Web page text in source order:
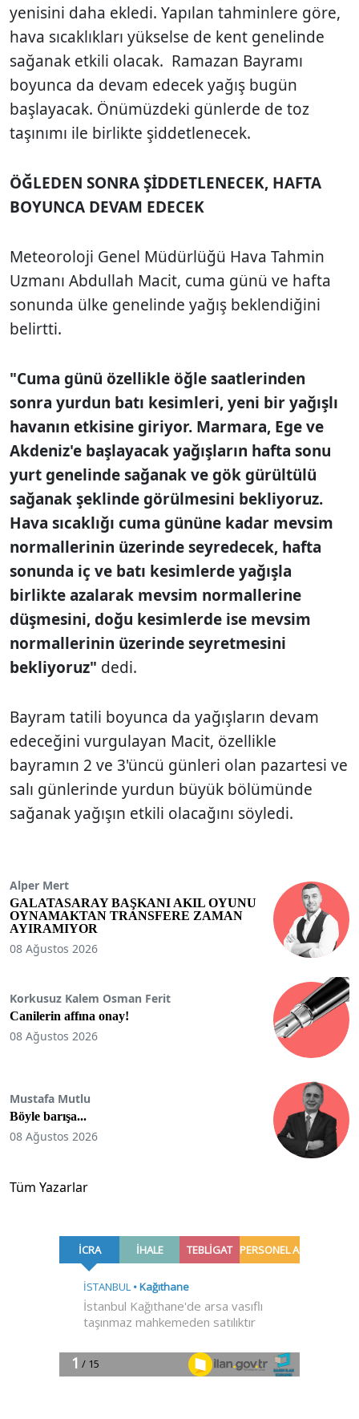
yenisini daha ekledi. Yapılan tahminlere göre,
hava sıcaklıkları yükselse de kent genelinde
sağanak etkili olacak. Ramazan Bayramı
boyunca da devam edecek yağış bugün
başlayacak. Önümüzdeki günlerde de toz
taşınımı ile birlikte şiddetlenecek.
ÖĞLEDEN SONRA ŞİDDETLENECEK, HAFTA
BOYUNCA DEVAM EDECEK
Meteoroloji Genel Müdürlüğü Hava Tahmin
Uzmanı Abdullah Macit, cuma günü ve hafta
sonunda ülke genelinde yağış beklendiğini
belirtti.
"Cuma günü özellikle öğle saatlerinden
sonra yurdun batı kesimleri, yeni bir yağışlı
havanın etkisine giriyor. Marmara, Ege ve
Akdeniz'e başlayacak yağışların hafta sonu
yurt genelinde sağanak ve gök gürültülü
sağanak şeklinde görülmesini bekliyoruz.
Hava sıcaklığı cuma gününe kadar mevsim
normallerinin üzerinde seyredecek, hafta
sonunda iç ve batı kesimlerde yağışla
birlikte azalarak mevsim normallerine
düşmesini, doğu kesimlerde ise mevsim
normallerinin üzerinde seyretmesini
bekliyoruz" dedi.
Bayram tatili boyunca da yağışların devam
edeceğini vurgulayan Macit, özellikle
bayramın 2 ve 3'üncü günleri olan pazartesi ve
salı günlerinde yurdun büyük bölümünde
sağanak yağışın etkili olacağını söyledi.
Alper Mert
GALATASARAY BAŞKANI AKIL OYUNU
OYNAMAKTAN TRANSFERE ZAMAN
AYIRAMIYOR
08 Ağustos 2026
Korkusuz Kalem Osman Ferit
Canilerin affına onay!
08 Ağustos 2026
Mustafa Mutlu
Böyle barışa...
08 Ağustos 2026
Tüm Yazarlar